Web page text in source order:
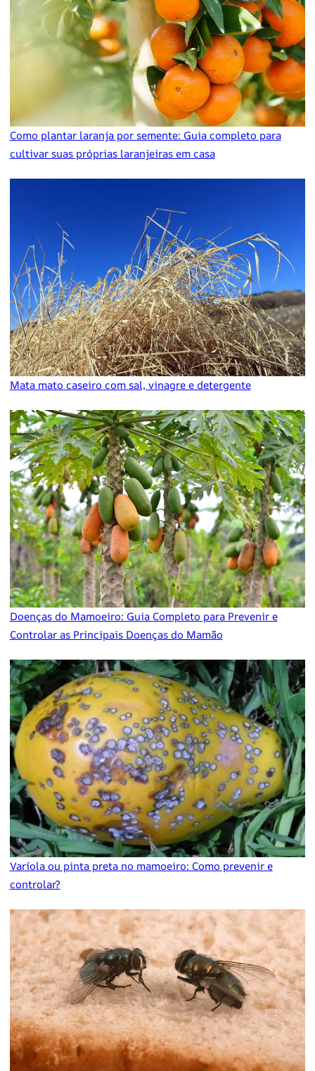
Como plantar laranja por semente: Guia completo para
cultivar suas próprias laranjeiras em casa
Mata mato caseiro com sal, vinagre e detergente
Doenças do Mamoeiro: Guia Completo para Prevenir e
Controlar as Principais Doenças do Mamão
Varíola ou pinta preta no mamoeiro: Como prevenir e
controlar?